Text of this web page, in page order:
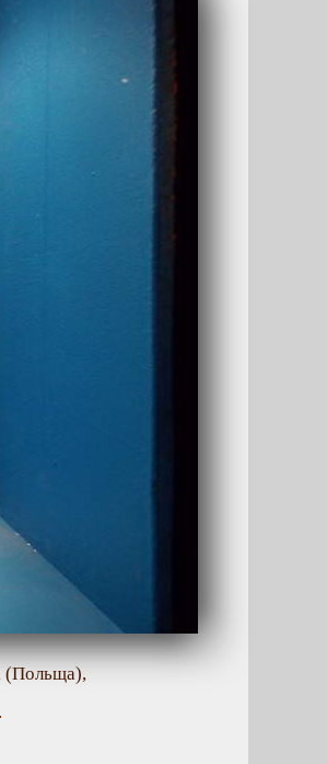
(Польща),